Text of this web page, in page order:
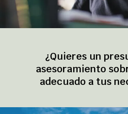
¿Quieres un
asesoramiento
adecuado a tus